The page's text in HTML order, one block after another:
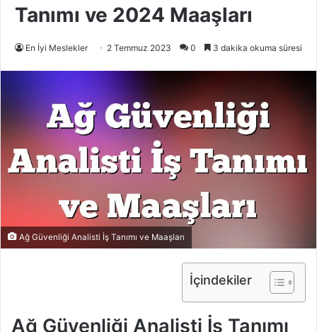
Tanımı ve 2024 Maaşları
En İyi Meslekler 2 Temmuz 2023 0 3 dakika okuma süresi
Ağ Güvenliği Analisti İş Tanımı ve Maaşları
İçindekiler
Ağ Güvenliği Analisti İş Tanımı